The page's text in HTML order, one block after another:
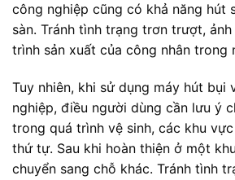
công nghiệp cũng có khả năng hút
sàn. Tránh tình trạng trơn trượt,
trình sản xuất của công nhân trong
Tuy nhiên, khi sử dụng máy hút bụi
nghiệp, điều người dùng cần lưu ý
trong quá trình vệ sinh, các khu
thứ tự. Sau khi hoàn thiện ở một
chuyển sang chỗ khác. Tránh tình